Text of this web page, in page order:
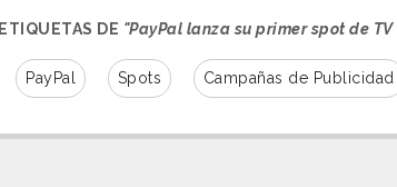
ETIQUETAS DE "PayPal lanza su primer spot de
PayPal Spots Campañas de Publicidad